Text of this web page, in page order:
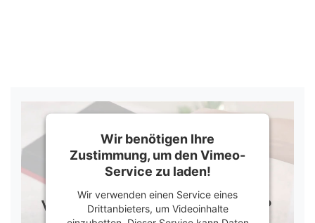
Wir benötigen Ihre
Zustimmung, um den Vimeo-
Service zu laden!
Wir verwenden einen Service eines
Drittanbieters, um Videoinhalte